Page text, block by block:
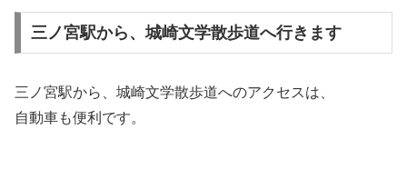
三ノ宮駅から、城崎文学散歩道へ行きます
三ノ宮駅から、城崎文学散歩道へのアクセスは、
自動車も便利です。